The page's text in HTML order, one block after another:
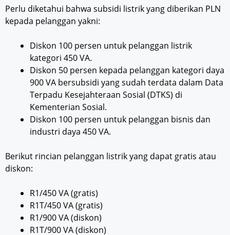
Perlu diketahui bahwa subsidi listrik yang diberikan PLN
kepada pelanggan yakni:
Diskon 100 persen untuk pelanggan listrik
kategori 450 VA.
Diskon 50 persen kepada pelanggan kategori daya
900 VA bersubsidi yang sudah terdata dalam Data
Terpadu Kesejahteraan Sosial (DTKS) di
Kementerian Sosial.
Diskon 100 persen untuk pelanggan bisnis dan
industri daya 450 VA.
Berikut rincian pelanggan listrik yang dapat gratis atau
diskon:
R1/450 VA (gratis)
R1T/450 VA (gratis)
R1/900 VA (diskon)
R1T/900 VA (diskon)